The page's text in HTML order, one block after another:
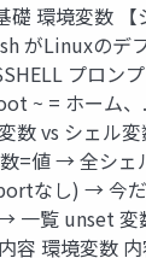
礎 環境変数 【
がLinuxのデ
プロン
~ = ホーム、
数 vs シェル変
=値 → 全シェ
なし) → 今
一覧 unset
容 環境変数 内